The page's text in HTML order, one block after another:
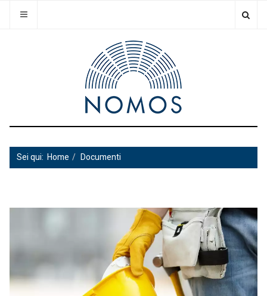
Sei qui: Home Documenti